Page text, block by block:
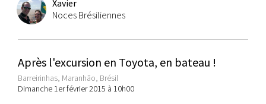
Xavier
Noces Brésiliennes
Après l'excursion en Toyota, en bateau !
Barreirinhas, Maranhão, Brésil
Dimanche 1er février 2015 à 10h00